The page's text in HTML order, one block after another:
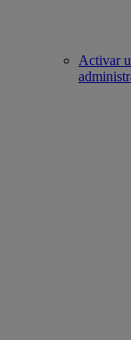
Activar